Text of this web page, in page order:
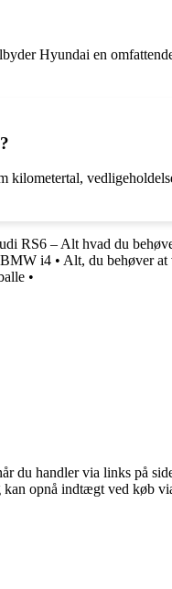
Hyundai en
RS6 – Alt hvad du
BMW i4 • Alt, du behøver at
•
du handler via links på
opnå indtægt ved køb